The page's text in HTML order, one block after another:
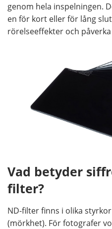
genom hela inspelningen.
en för kort eller för lång
rörelseeffekter och
Vad betyder
filter?
ND-filter finns i olika
(mörkhet). För fotografer